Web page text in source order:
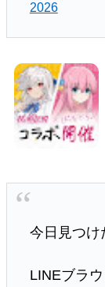
2026
今日見つけ
LINEブラ